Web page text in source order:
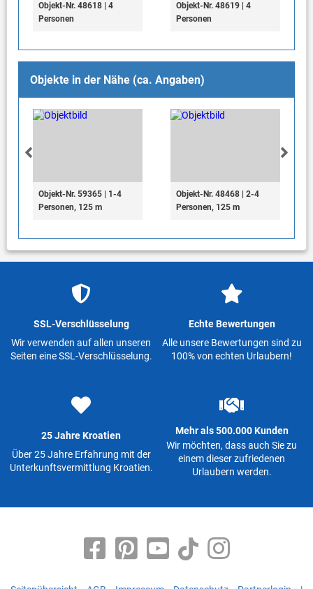
Objekt-Nr. 48618 | 4
Personen
Objekt-Nr. 48619 | 4
Personen
Objekte in der Nähe (ca. Angaben)
Objekt-Nr. 59365 | 1-4
Personen, 125 m
Objekt-Nr. 48468 | 2-4
Personen, 125 m
SSL-Verschlüsselung
Wir verwenden auf allen unseren
Seiten eine SSL-Verschlüsselung.
Echte Bewertungen
Alle unsere Bewertungen sind zu
100% von echten Urlaubern!
25 Jahre Kroatien
Über 25 Jahre Erfahrung mit der
Unterkunftsvermittlung Kroatien.
Mehr als 500.000 Kunden
Wir möchten, dass auch Sie zu
einem dieser zufriedenen
Urlaubern werden.